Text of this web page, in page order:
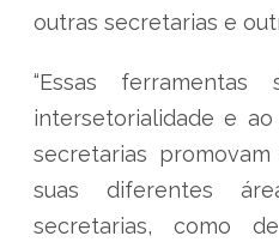
outras secretarias e
“Essas
intersetorialidade e
secretarias
suas diferentes
secretarias, como